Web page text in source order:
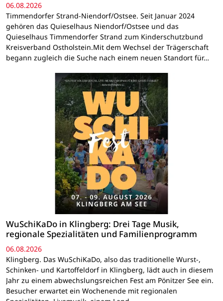
06.08.2026
Timmendorfer Strand-Niendorf/Ostsee. Seit Januar 2024
gehören das Quieselhaus Niendorf/Ostsee und das
Quieselhaus Timmendorfer Strand zum Kinderschutzbund
Kreisverband Ostholstein.Mit dem Wechsel der Trägerschaft
begann zugleich die Suche nach einem neuen Standort für…
WuSchiKaDo in Klingberg: Drei Tage Musik,
regionale Spezialitäten und Familienprogramm
06.08.2026
Klingberg. Das WuSchiKaDo, also das traditionelle Wurst-,
Schinken- und Kartoffeldorf in Klingberg, lädt auch in diesem
Jahr zu einem abwechslungsreichen Fest am Pönitzer See ein.
Besucher erwartet ein Wochenende mit regionalen